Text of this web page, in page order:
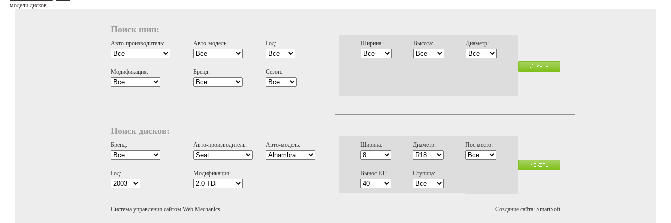
модели дисков
Поиск шин:
Авто-производитель: Авто-модель: Год:
Модификация: Бренд: Сезон:
Ширина: Высота: Диаметр:
Поиск дисков:
Бренд: Авто-производитель: Авто-модель:
Год: Модификация:
Ширина: Диаметр: Пос.место:
Вынос ЕТ: Ступица:
Система управления сайтом Web Mechanics. Создание сайта: SmartSoft